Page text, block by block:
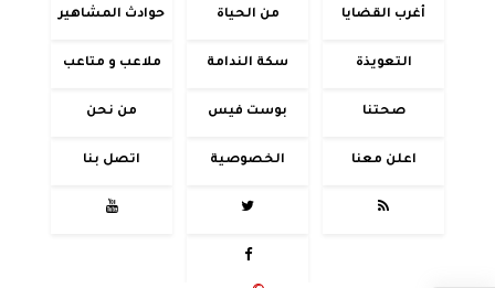
أغرب القضايا من الحياة حوادث المشاهير
التعويذة سكة الندامة ملاعب و متاعب
صحتنا بوست فيس من نحن
اعلن معنا الخصوصية اتصل بنا



